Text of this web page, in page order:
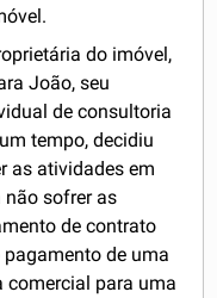
do imóvel,
João, seu
de consultoria
tempo, decidiu
as atividades em
não sofrer as
de contrato
de uma
comercial para uma